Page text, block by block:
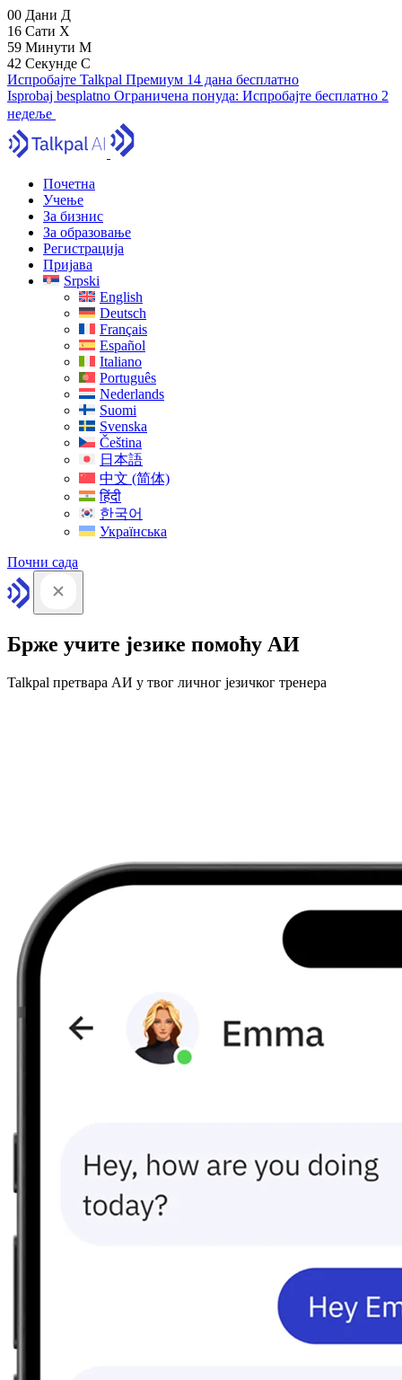
00 Дани Д
16 Сати Х
59 Минути М
41 Секунде С
Испробајте Talkpal Премиум 14 дана бесплатно
Isprobaj besplatno Ограничена понуда: Испробајте бесплатно 2
недеље
Почетна
Учење
За бизнис
За образовање
Регистрација
Пријава
Srpski
English
Deutsch
Français
Español
Italiano
Português
Nederlands
Suomi
Svenska
Čeština
日本語
中文 (简体)
हिंदी
한국어
Українська
Почни сада
Брже учите језике помоћу АИ
Talkpal претвара АИ у твог личног језичког тренера